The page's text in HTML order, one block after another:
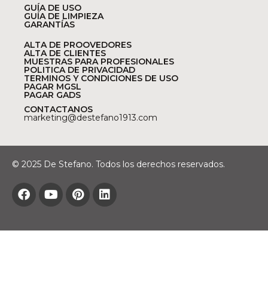
GUÍA DE USO
GUÍA DE LIMPIEZA
GARANTÍAS
ALTA DE PROOVEDORES
ALTA DE CLIENTES
MUESTRAS PARA PROFESIONALES
POLITICA DE PRIVACIDAD
TERMINOS Y CONDICIONES DE USO
PAGAR MGSL
PAGAR GADS
CONTACTANOS
marketing@destefano1913.com
© 2025 De Stefano. Todos los derechos reservados.